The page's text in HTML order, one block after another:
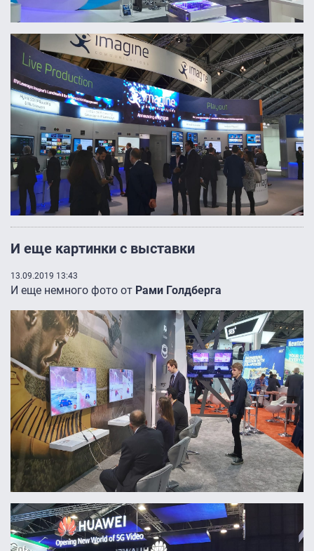
И еще картинки с выставки
13.09.2019 13:43
И еще немного фото от Рами Голдберга